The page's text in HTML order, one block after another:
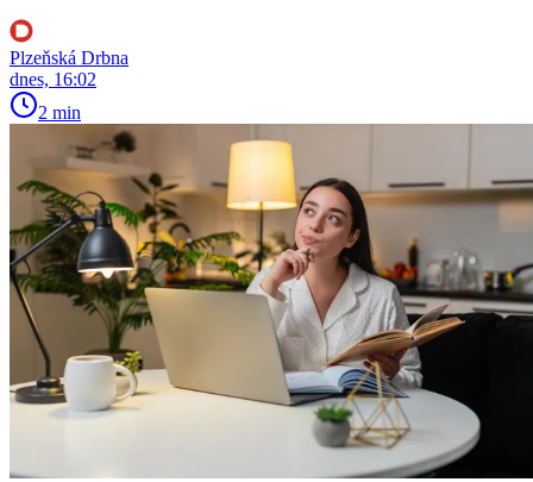
Plzeňská Drbna
dnes, 16:02
2 min